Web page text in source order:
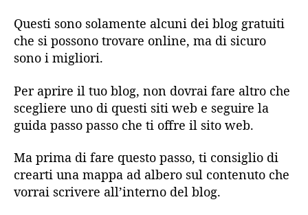
Questi sono solamente alcuni dei blog gratuiti
che si possono trovare online, ma di sicuro
sono i migliori.
Per aprire il tuo blog, non dovrai fare altro che
scegliere uno di questi siti web e seguire la
guida passo passo che ti offre il sito web.
Ma prima di fare questo passo, ti consiglio di
crearti una mappa ad albero sul contenuto che
vorrai scrivere all’interno del blog.